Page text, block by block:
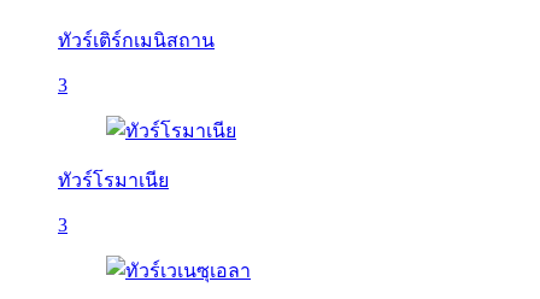
ทัวร์เติร์กเมนิสถาน
3
ทัวร์โรมาเนีย
3